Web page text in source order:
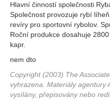
Hlavní činností společnosti
Společnost provozuje rybí
revíry pro sportovní rybolov.
Roční produkce dosahuje
kapr.
nem dto
Copyright (2003) The
vyhrazena. Materiály agentury
vysílány, přepisovány nebo